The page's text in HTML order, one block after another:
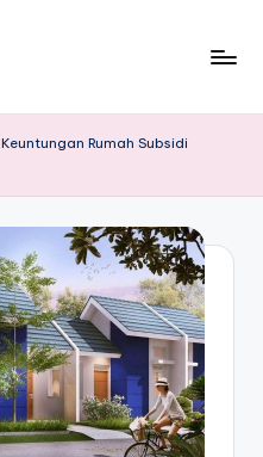
Keuntungan Rumah Subsidi